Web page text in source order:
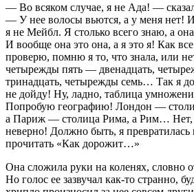
— Во всяком случае, я не Ада! —
— У нее волосы вьются, а у меня нет!
я не Мейбл. Я столько всего знаю, а
И вообще она это она, а я это я! Как
проверю, помню я то, что знала, или
четырежды пять — двенадцать,
тринадцать, четырежды семь… Так я
не дойду! Ну, ладно, таблица
Попробую географию! Лондон —
а Париж — столица Рима, а Рим… Нет,
неверно! Должно быть, я
прочитать «Как дорожит…»
Она сложила руки на коленях, словно
Но голос ее зазвучал как-то странно,